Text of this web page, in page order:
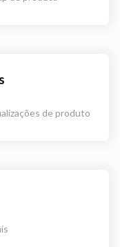
de produto